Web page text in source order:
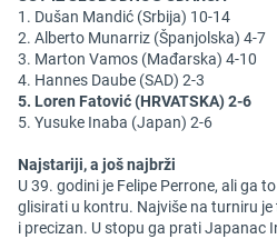
1. Dušan Mandić (Srbija) 10-14
2. Alberto Munarriz (Španjolska) 4-7
3. Marton Vamos (Mađarska) 4-10
4. Hannes Daube (SAD) 2-3
5. Loren Fatović (HRVATSKA) 2-6
5. Yusuke Inaba (Japan) 2-6
Najstariji, a još najbrži
U 39. godini je Felipe Perrone, ali ga
glisirati u kontru. Najviše na turniru
i precizan. U stopu ga prati Japanac